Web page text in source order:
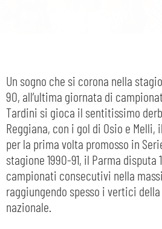
Un sogno che si corona nella
90, all’ultima giornata di
Tardini si gioca il sentitissimo
Reggiana, con i gol di Osio e Melli,
per la prima volta promosso in
stagione 1990-91, il Parma disputa
campionati consecutivi nella
raggiungendo spesso i vertici
nazionale.